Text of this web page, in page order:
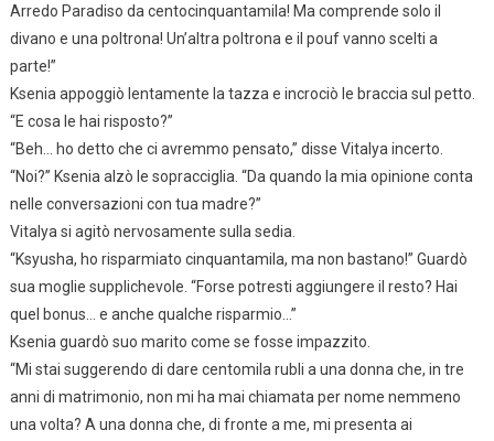
Arredo Paradiso da centocinquantamila! Ma comprende solo il
divano e una poltrona! Un’altra poltrona e il pouf vanno scelti a
parte!”
Ksenia appoggiò lentamente la tazza e incrociò le braccia sul petto.
“E cosa le hai risposto?”
“Beh… ho detto che ci avremmo pensato,” disse Vitalya incerto.
“Noi?” Ksenia alzò le sopracciglia. “Da quando la mia opinione conta
nelle conversazioni con tua madre?”
Vitalya si agitò nervosamente sulla sedia.
“Ksyusha, ho risparmiato cinquantamila, ma non bastano!” Guardò
sua moglie supplichevole. “Forse potresti aggiungere il resto? Hai
quel bonus… e anche qualche risparmio…”
Ksenia guardò suo marito come se fosse impazzito.
“Mi stai suggerendo di dare centomila rubli a una donna che, in tre
anni di matrimonio, non mi ha mai chiamata per nome nemmeno
una volta? A una donna che, di fronte a me, mi presenta ai